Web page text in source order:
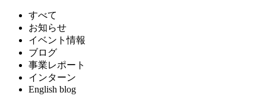
すべて
お知らせ
イベント情報
ブログ
事業レポート
インターン
English blog